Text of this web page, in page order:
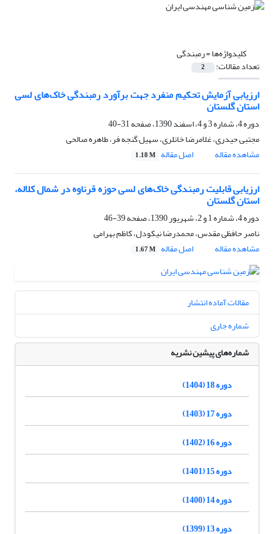
کلیدواژه‌ها =رمبندگی
تعداد مقالات: 2
ارزیابی آزمایش تحکیم منفرد جهت برآورد رمبندگی خاک‌های لسی
استان گلستان
دوره 4، شماره 3 و 4، اسفند 1390، صفحه
31-40
مجتبی حیدری، غلامرضا خانلری، سهیل گنجه­ فر، طاهره صالحی
مشاهده مقاله
اصل مقاله 1.18 M
ارزیابی قابلیت رمبندگی خاک‌های لسی حوزه قرناوه در شمال کلاله،
استان گلستان
دوره 4، شماره 1 و 2، شهریور 1390، صفحه
39-46
ناصر حافظی مقدس، محمدرضا نیکودل، کاظم بهرامی
مشاهده مقاله
اصل مقاله 1.67 M
مقالات آماده انتشار
شماره جاری
شماره‌های پیشین نشریه
دوره 18 (1404)
دوره 17 (1403)
دوره 16 (1402)
دوره 15 (1401)
دوره 14 (1400)
دوره 13 (1399)